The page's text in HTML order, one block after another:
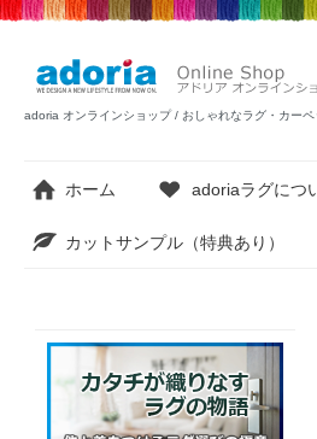
adoria オンラインショップ / おしゃれなラグ・カー
ホーム adoriaラグにつ
カットサンプル（特典あり）